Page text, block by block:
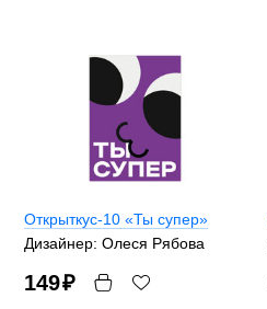
Открыткус-10 «Ты супер»
Дизайнер: Олеся Рябова
149₽